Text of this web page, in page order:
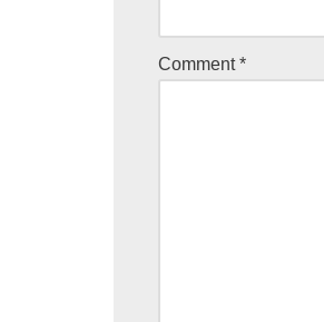
Comment*